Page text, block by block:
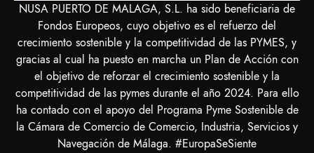
NUSA PUERTO DE MALAGA, S.L. ha sido beneficiaria de
Fondos Europeos, cuyo objetivo es el refuerzo del
crecimiento sostenible y la competitividad de las PYMES, y
gracias al cual ha puesto en marcha un Plan de Acción con
el objetivo de reforzar el crecimiento sostenible y la
competitividad de las pymes durante el año 2024. Para ello
ha contado con el apoyo del Programa Pyme Sostenible de
la Cámara de Comercio de Comercio, Industria, Servicios y
Navegación de Málaga. #EuropaSeSiente